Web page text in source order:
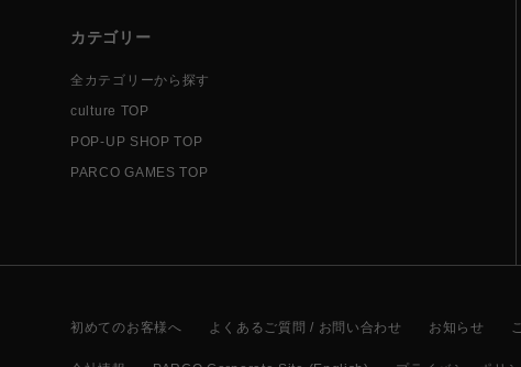
カテゴリー
全カテゴリーから探す
culture TOP
POP-UP SHOP TOP
PARCO GAMES TOP
初めてのお客様へ よくあるご質問 / お問い合わせ お知らせ